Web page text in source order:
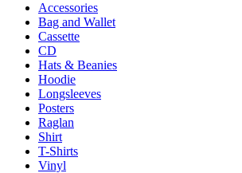
Accessories
Bag and Wallet
Cassette
CD
Hats & Beanies
Hoodie
Longsleeves
Posters
Raglan
Shirt
T-Shirts
Vinyl